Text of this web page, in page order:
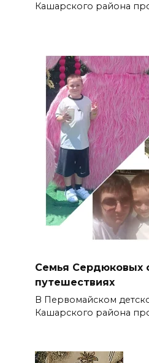
Кашарского района
Семья Сердюковых
путешествиях
В Первомайском
Кашарского района